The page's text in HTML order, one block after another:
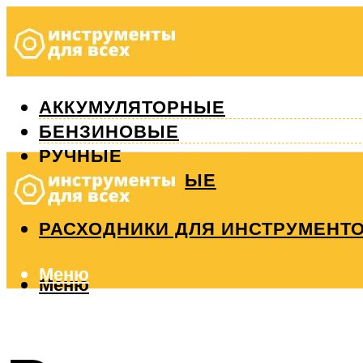
АККУМУЛЯТОРНЫЕ
БЕНЗИНОВЫЕ
РУЧНЫЕ
ИЗМЕРИТЕЛЬНЫЕ
РЕМОНТ
РАСХОДНИКИ ДЛЯ
Меню
Меню